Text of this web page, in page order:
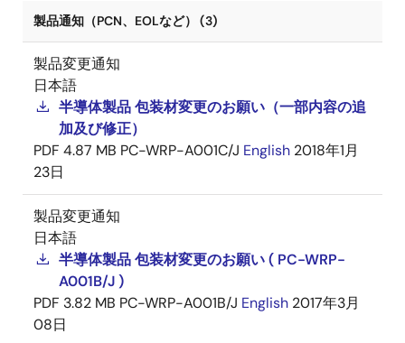
製品通知（PCN、EOLなど） (3)
製品変更通知
日本語
半導体製品 包装材変更のお願い（一部内容の追
加及び修正）
PDF 4.87 MB PC-WRP-A001C/J English 2018年1月
23日
製品変更通知
日本語
半導体製品 包装材変更のお願い ( PC-WRP-
A001B/J )
PDF 3.82 MB PC-WRP-A001B/J English 2017年3月
08日